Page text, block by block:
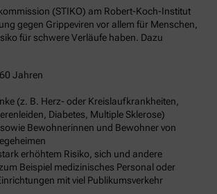
(STIKO) am Robert-Koch-Institut
gegen Grippeviren vor allem für Menschen,
für schwere Verläufe haben. Dazu
Jahren
(z. B. Herz- oder Kreislaufkrankheiten,
Diabetes, Multiple Sklerose)
Bewohnerinnen und Bewohner von
erhöhtem Risiko, sich und andere
Beispiel medizinisches Personal oder
mit viel Publikumsverkehr